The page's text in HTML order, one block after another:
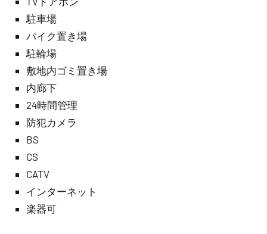
駐車場
バイク置き場
駐輪場
敷地内ゴミ置き場
内廊下
24時間管理
防犯カメラ
BS
CS
CATV
インターネット
楽器可